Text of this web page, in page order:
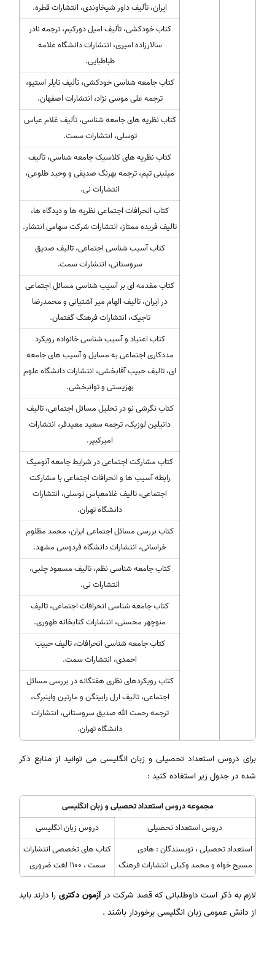
ایران، تألیف داور شیخاوندی، انتشارات قطره.
کتاب خودکشی، تألیف امیل دورکیم، ترجمه نادر
سالارزاده امیری، انتشارات دانشگاه علامه
طباطبایی.
کتاب جامعه شناسی خودکشی، تألیف تایلر استیو،
ترجمه علی موسی نژاد، انتشارات اصفهان.
کتاب نظریه های جامعه شناسی، تألیف غلام عباس
توسلی، انتشارات سمت.
کتاب نظریه های کلاسیک جامعه شناسی، تألیف
میلینی تیم، ترجمه بهرنگ صدیقی و وحید طلوعی،
انتشارات نی.
کتاب انحرافات اجتماعی نظریه ها و دیدگاه ها،
تالیف فریده ممتاز، انتشارات شرکت سهامی انتشار.
کتاب آسیب شناسی اجتماعی، تالیف صدیق
سروستانی، انتشارات سمت.
کتاب مقدمه ای بر آسیب شناسی مسائل اجتماعی
در ایران، تالیف الهام میر آشتیانی و محمدرضا
تاجیک، انتشارات فرهنگ گفتمان.
کتاب اعتیاد و آسیب شناسی خانواده رویکرد
مددکاری اجتماعی به مسایل و آسیب های جامعه
ای، تالیف حبیب آقابخشی، انتشارات دانشگاه علوم
بهزیستی و توانبخشی.
کتاب نگرشی نو در تحلیل مسائل اجتماعی، تالیف
دانیلین لوزیک، ترجمه سعید معیدفر، انتشارات
امیرکبیر.
کتاب مشارکت اجتماعی در شرایط جامعه آنومیک
رابطه آسیب ها و انحرافات اجتماعی با مشارکت
اجتماعی، تالیف غلامعباس توسلی، انتشارات
دانشگاه تهران.
کتاب بررسی مسائل اجتماعی ایران، محمد مظلوم
خراسانی، انتشارات دانشگاه فردوسی مشهد.
کتاب جامعه شناسی نظم، تالیف مسعود چلبی،
انتشارات نی.
کتاب جامعه شناسی انحرافات اجتماعی، تالیف
منوچهر محسنی، انتشارات کتابخانه طهوری.
کتاب جامعه شناسی انحرافات، تالیف حبیب
احمدی، انتشارات سمت.
کتاب رویکردهای نظری هفتگانه در بررسی مسائل
اجتماعی، تالیف ارل رابینگن و مارتین واینبرگ،
ترجمه رحمت الله صدیق سروستانی، انتشارات
دانشگاه تهران.
برای دروس استعداد تحصیلی و زبان انگلیسی می توانید از منابع ذکر
شده در جدول زیر استفاده کنید :
مجموعه دروس استعداد تحصیلی و زبان انگلیسی
دروس استعداد تحصیلی
دروس زبان انگلیسی
استعداد تحصیلی ، نویسندگان : هادی
مسیح خواه و محمد وکیلی انتشارات فرهنگ
کتاب های تخصصی انتشارات
سمت ، 1100 لغت ضروری
لازم به ذکر است داوطلبانی که قصد شرکت درآزمون دکتری را دارند باید
از دانش عمومی زبان انگلیسی برخوردار باشند .